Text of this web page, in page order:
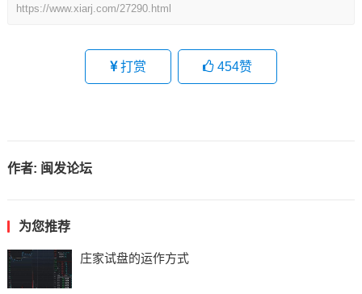
https://www.xiarj.com/27290.html
打赏 454赞
作者: 闽发论坛
为您推荐
庄家试盘的运作方式